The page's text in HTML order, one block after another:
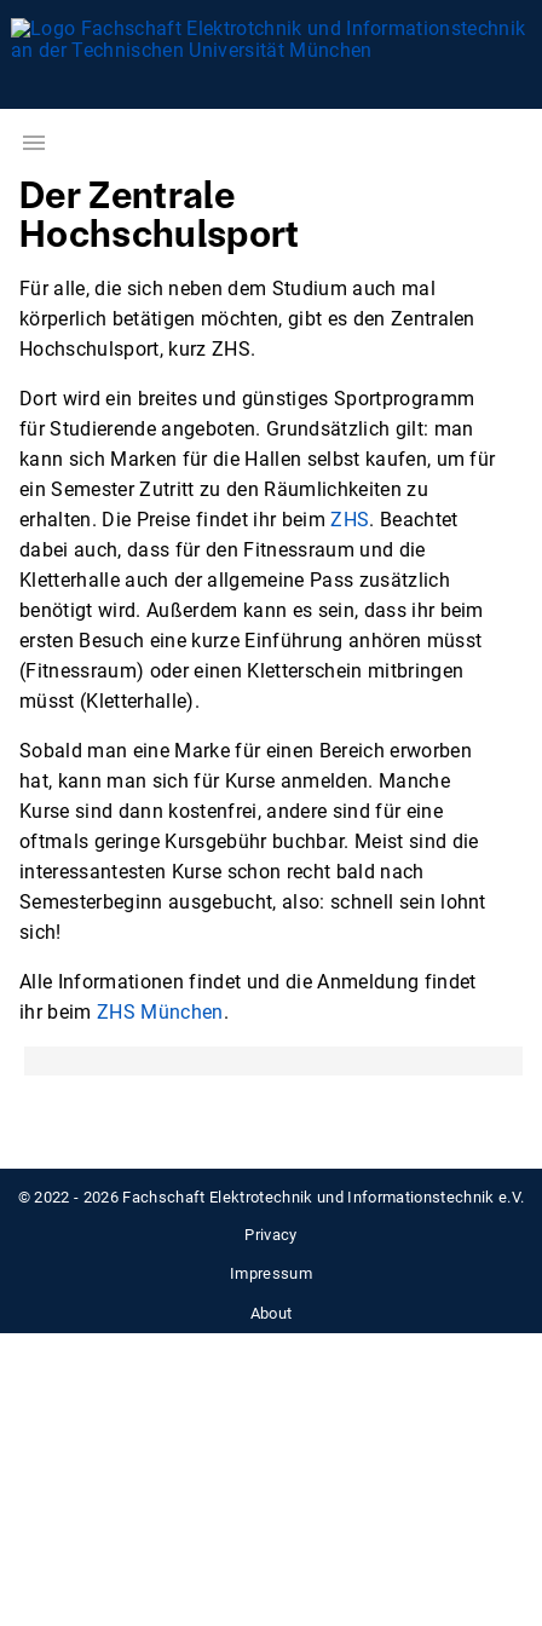
Der Zentrale
Hochschulsport
Für alle, die sich neben dem Studium auch mal
körperlich betätigen möchten, gibt es den Zentralen
Hochschulsport, kurz ZHS.
Dort wird ein breites und günstiges Sportprogramm
für Studierende angeboten. Grundsätzlich gilt: man
kann sich Marken für die Hallen selbst kaufen, um für
ein Semester Zutritt zu den Räumlichkeiten zu
erhalten. Die Preise findet ihr beimZHS. Beachtet
dabei auch, dass für den Fitnessraum und die
Kletterhalle auch der allgemeine Pass zusätzlich
benötigt wird. Außerdem kann es sein, dass ihr beim
ersten Besuch eine kurze Einführung anhören müsst
(Fitnessraum) oder einen Kletterschein mitbringen
müsst (Kletterhalle).
Sobald man eine Marke für einen Bereich erworben
hat, kann man sich für Kurse anmelden. Manche
Kurse sind dann kostenfrei, andere sind für eine
oftmals geringe Kursgebühr buchbar. Meist sind die
interessantesten Kurse schon recht bald nach
Semesterbeginn ausgebucht, also: schnell sein lohnt
sich!
Alle Informationen findet und die Anmeldung findet
ihr beim ZHS München.
© 2022 - 2026 Fachschaft Elektrotechnik und Informationstechnik e.V.
Privacy
Impressum
About